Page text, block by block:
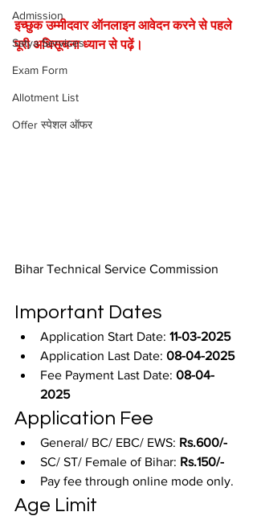
Admission
Satya Services
Exam Form
Allotment List
Offer स्पेशल ऑफर
इच्छुक उम्मीदवार ऑनलाइन आवेदन करने से पहले
पूरी अधिसूचना ध्यान से पढ़ें।
Bihar Technical Service Commission
Important Dates
Application Start Date: 11-03-2025
Application Last Date: 08-04-2025
Fee Payment Last Date: 08-04-
2025
Application Fee
General/ BC/ EBC/ EWS: Rs.600/-
SC/ ST/ Female of Bihar: Rs.150/-
Pay fee through online mode only.
Age Limit